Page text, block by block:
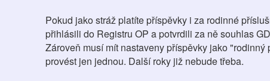
Pokud jako stráž platíte příspěvky i za rodinné
přihlásili do Registru OP a potvrdili za ně souhlas
Zároveň musí mít nastaveny příspěvky jako
provést jen jednou. Další roky již nebude třeba.